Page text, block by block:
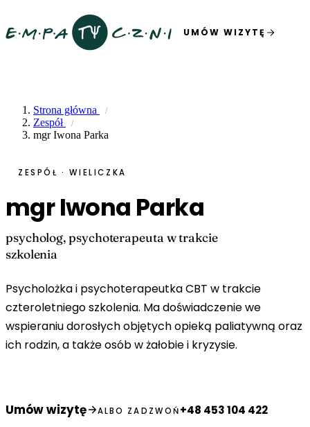
UMÓW WIZYTĘ
Strona główna
Zespół
mgr Iwona Parka
ZESPÓŁ · WIELICZKA
mgr Iwona Parka
psycholog, psychoterapeuta w trakcie
szkolenia
Psycholożka i psychoterapeutka CBT w trakcie
czteroletniego szkolenia. Ma doświadczenie we
wspieraniu dorosłych objętych opieką paliatywną oraz
ich rodzin, a także osób w żałobie i kryzysie.
Umów wizytę ALBO ZADZWOŃ+48 453 104 422